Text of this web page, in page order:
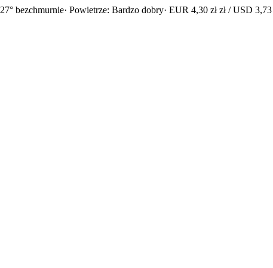
27° bezchmurnie· Powietrze: Bardzo dobry· EUR 4,30 zł zł / USD 3,73